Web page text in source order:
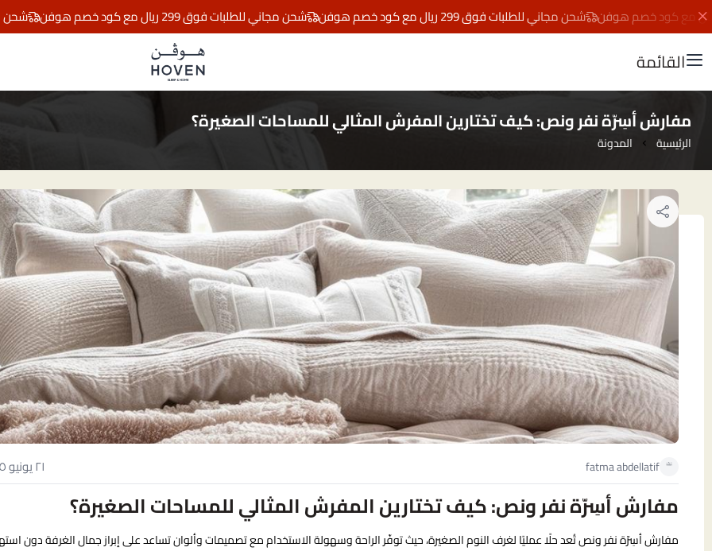
شحن مجاني للطلبات فوق 299 ريال مع كود خصم هوفن شحن مجاني للطلبات فوق 299 ريال مع كود خصم هوفن شحن مجاني
القائمة مفارش هوڤن
مفارش أسِرّة نفر ونص: كيف تختارين المفرش المثالي للمساحات الصغيرة؟
الرئيسية المدونة
fatma abdellatif ٢١ يونيو ٢٠٢٥
مفارش أسِرّة نفر ونص: كيف تختارين المفرش المثالي للمساحات الصغيرة؟
مفارش أسِرّة نفر ونص تُعد حلًا عمليًا لغرف النوم الصغيرة، حيث توفّر الراحة وسهولة الاستخدام مع تصميمات وألوان تساعد على إبراز جمال الغرفة دون